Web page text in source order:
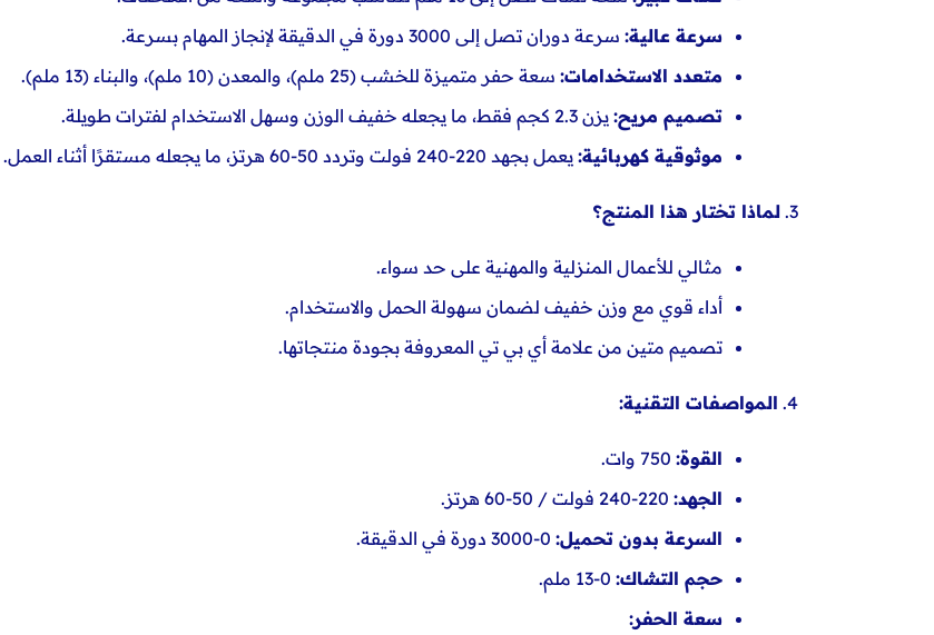
سرعة عالية: سرعة دوران تصل إلى 3000 دورة في الدقيقة لإنجاز المهام بسرعة.
متعدد الاستخدامات: سعة حفر متميزة للخشب (25 ملم)، والمعدن (10 ملم)، والبناء (13 ملم).
تصميم مريح: يزن 2.3 كجم فقط، ما يجعله خفيف الوزن وسهل الاستخدام لفترات طويلة.
موثوقية كهربائية: يعمل بجهد 220-240 فولت وتردد 50-60 هرتز، ما يجعله مستقرًا أثناء العمل.
3. لماذا تختار هذا المنتج؟
مثالي للأعمال المنزلية والمهنية على حد سواء.
أداء قوي مع وزن خفيف لضمان سهولة الحمل والاستخدام.
تصميم متين من علامة أي بي تي المعروفة بجودة منتجاتها.
4. المواصفات التقنية:
القوة:
الجهد:
السرعة بدون تحميل:
حجم التشاك:
سعة الحفر: